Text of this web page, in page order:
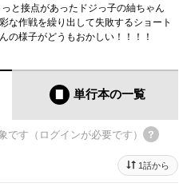
と接点があったドジっ子の紬ちゃん
な作戦を繰り出して失敗するショート
様子がどうもおかしい！！！！
単行本の一覧
です（ログインが必要です）
1話から